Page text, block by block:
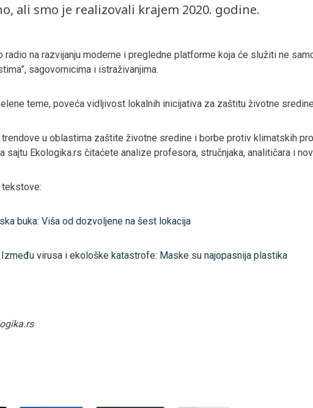
ali smo je realizovali krajem 2020. godine.
radio na razvijanju moderne i pregledne platforme koja će služiti ne
sagovornicima i istraživanjima.
teme, poveća vidljivost lokalnih inicijativa za zaštitu životne
u oblastima zaštite životne sredine i borbe protiv klimatskih
sajtu Ekologika.rs čitaćete analize profesora, stručnjaka, analitičara i
buka: Viša od dozvoljene na šest lokacija
Između virusa i ekološke katastrofe: Maske su najopasnija plastika